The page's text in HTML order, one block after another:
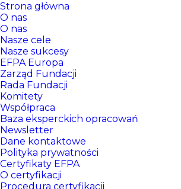
Strona główna
O nas
O nas
Nasze cele
Nasze sukcesy
EFPA Europa
Zarząd Fundacji
Rada Fundacji
Komitety
Współpraca
Baza eksperckich opracowań
Newsletter
Dane kontaktowe
Polityka prywatności
Certyfikaty EFPA
O certyfikacji
Procedura certyfikacji
Rejestr
Certyfikowanych
Doradców EFPA